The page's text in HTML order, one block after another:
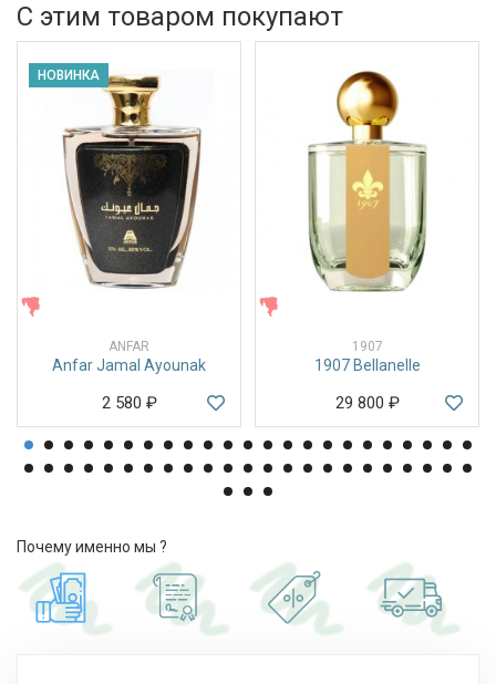
С этим товаром покупают
НОВИНКА
ANFAR
Anfar Jamal Ayounak
2 580 ₽
1907
1907 Bellanelle
29 800 ₽
Почему именно мы ?